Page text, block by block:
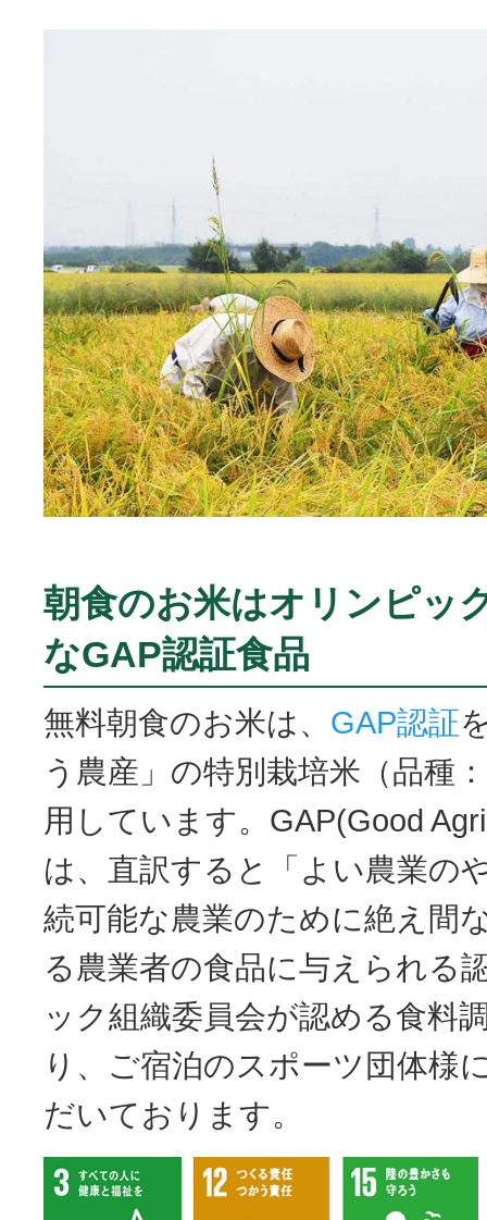
朝食のお米はオリンピッ
なGAP認証食品
無料朝食のお米は、 GAP認証
う農産」の特別栽培米（品種
用しています。GAP(Good
は、直訳すると「よい農業の
続可能な農業のために絶え間
る農業者の食品に与えられる
ック組織委員会が認める食料
り、ご宿泊のスポーツ団体様
だいております。